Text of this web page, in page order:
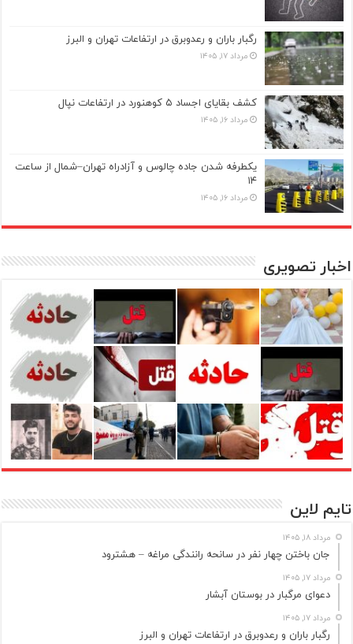
رگبار باران و رعدوبرق در ارتفاعات تهران و البرز
مرداد ۱۷, ۱۴۰۵
کشف بقایای اجساد ۵ کوهنورد در ارتفاعات نپال
مرداد ۱۶, ۱۴۰۵
یکطرفه شدن جاده چالوس و آزادراه تهران–شمال از ساعت
۱۴
مرداد ۱۶, ۱۴۰۵
اخبار تصویری
تایم لاین
مرداد ۱۸, ۱۴۰۵
جان باختن چهار نفر در سانحه رانندگی مراغه – هشترود
مرداد ۱۷, ۱۴۰۵
دعوای مرگبار در بوستان آبشار
مرداد ۱۷, ۱۴۰۵
رگبار باران و رعدوبرق در ارتفاعات تهران و البرز